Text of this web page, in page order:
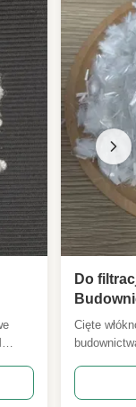
dla
Do
wysokiej
6MM
Cięte
budowy